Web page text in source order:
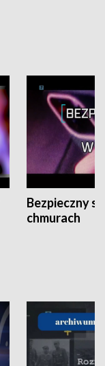
Bezpieczny
chmurach